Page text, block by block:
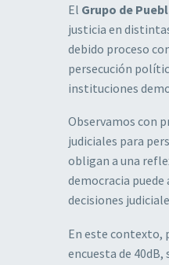
El Grupo de
justicia en
debido proceso
persecución
instituciones
Observamos con
judiciales para
obligan a una
democracia
decisiones
En este contexto,
encuesta de